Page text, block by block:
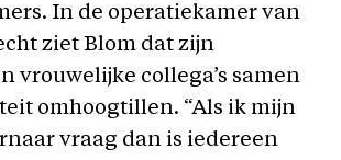
In de operatiekamer van
ziet Blom dat zijn
vrouwelijke collega’s samen
omhoogtillen. “Als ik mijn
vraag dan is iedereen